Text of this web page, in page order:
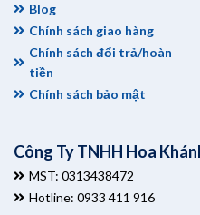
Blog
Chính sách giao hàng
Chính sách đổi trả/hoàn
tiền
Chính sách bảo mật
Công Ty TNHH Hoa
MST: 0313438472
Hotline: 0933 411 916